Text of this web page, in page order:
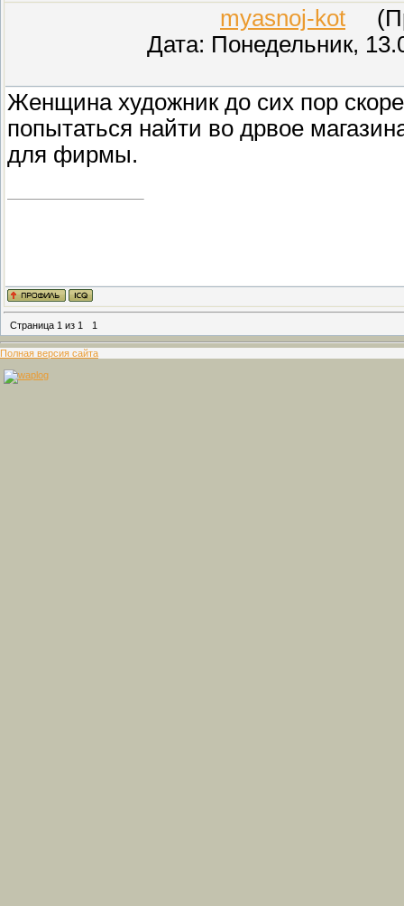
myasnoj-kot
Дата: Понедельник,
Женщина художник до сих пор
попытаться найти во дрвое
для фирмы.
Страница 1 из 1 1
Полная версия сайта